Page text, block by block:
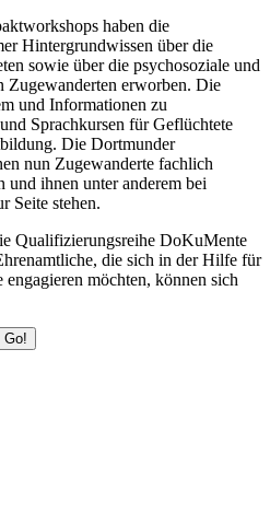
haben die
Hintergrundwissen über die
sowie über die psychosoziale und
Zugewanderten erworben. Die
und Informationen zu
Sprachkursen für Geflüchtete
Die Dortmunder
nun Zugewanderte fachlich
und ihnen unter anderem bei
Seite stehen.
Qualifizierungsreihe DoKuMente
die sich in der Hilfe für
möchten, können sich
Go!